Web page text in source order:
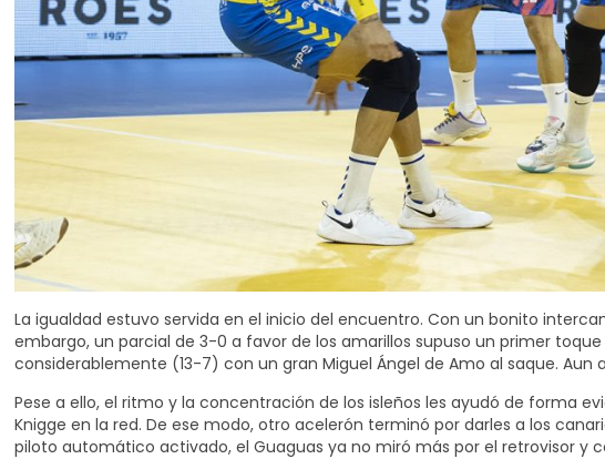
La igualdad estuvo servida en el inicio del encuentro. Con un bonito
embargo, un parcial de 3-0 a favor de los amarillos supuso un primer
considerablemente (13-7) con un gran Miguel Ángel de Amo al saque.
Pese a ello, el ritmo y la concentración de los isleños les ayudó de forma
Knigge en la red. De ese modo, otro acelerón terminó por darles a los
piloto automático activado, el Guaguas ya no miró más por el retrovisor y